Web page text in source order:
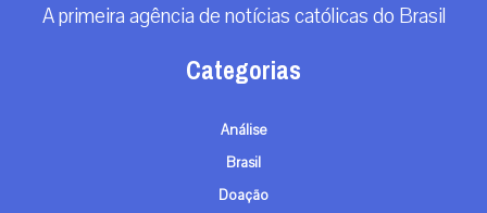
A primeira agência de notícias católicas do Brasil
Categorias
Análise
Brasil
Doação